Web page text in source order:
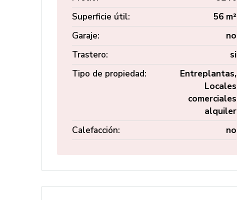
Superficie útil:
56 m²
Garaje:
no
Trastero:
si
Tipo de propiedad:
Entreplantas,
Locales
comerciales
alquiler
Calefacción:
no